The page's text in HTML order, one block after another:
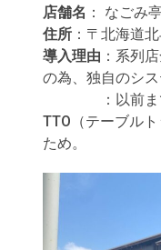
店舗名 ： なごみ
住所：〒北海道
導入理由 ：系列
の為、独自のシス
：以前までは
TTO（テーブル
ため。